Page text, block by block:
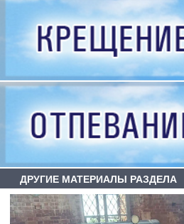
ДРУГИЕ МАТЕРИАЛЫ РАЗДЕЛА